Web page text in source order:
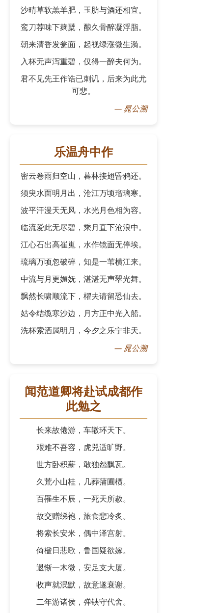
沙晴草软羔羊肥，玉肪与酒还相宜。
鸾刀荐味下麹糵，酿久骨醉凝浮脂。
朝来清香发瓮面，起视绿涨微生漪。
入杯无声泻重碧，仅得一醉夫何为。
君不见先王作诰已刺讥，后来为此尤
可悲。
— 晁公溯
乐温舟中作
密云卷雨归空山，暮林接翅昏鸦还。
须臾水面明月出，沧江万顷瑠璃寒。
波平汗漫天无风，水光月色相为容。
临流爱此无尽碧，乘月直下沧浪中。
江心石出高崔嵬，水作镜面无停埃。
琉璃万顷忽破碎，知是一苇横江来。
中流与月更媚妩，湛湛无声翠光舞。
飘然长啸顺流下，櫂夫请留恐仙去。
姑令结缆寒沙边，月方正中光入船。
洗杯索酒属明月，今夕之乐宁非天。
— 晁公溯
闻范道卿将赴试成都作
此勉之
长来故倦游，车辙环天下。
艰难不吾容，虎兕适旷野。
世方卧积薪，敢独怨飘瓦。
久荒小山桂，几葬蒲圃槚。
百罹生不辰，一死天所赦。
故交赠绨袍，旅食悲冷炙。
将索长安米，偶中泽宫射。
倚楹日悲歌，鲁国疑欲嫁。
退惭一木微，安足支大厦。
收声就泯默，故意遂衰谢。
二年游诸侯，弹铗守代舍。